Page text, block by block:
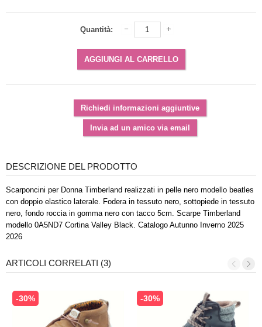
Quantità:
DESCRIZIONE DEL PRODOTTO
Scarponcini per Donna Timberland realizzati in pelle nero modello beatles
con doppio elastico laterale. Fodera in tessuto nero, sottopiede in tessuto
nero, fondo roccia in gomma nero con tacco 5cm. Scarpe Timberland
modello 0A5ND7 Cortina Valley Black. Catalogo Autunno Inverno 2025
2026
ARTICOLI CORRELATI (3)
-30% -30%